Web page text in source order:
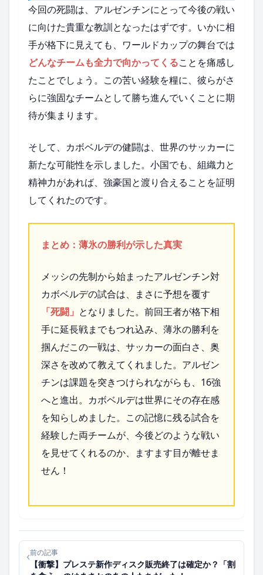
今回の死闘は、アルゼンチンにとって今後の戦い
に向けた貴重な教訓となったはずです。いかに相
手が格下に見えても、ワールドカップの舞台では
どんなチームも全力で向かってくることを痛感し
たことでしょう。この苦い経験を糧に、彼らがさ
らに強固なチームとして勝ち進んでいくことに期
待が集まります。
そして、カボベルデの健闘は、世界のサッカーに
新たな可能性を示しました。小国でも、組織力と
精神力があれば、強豪国と渡り合えることを証明
してくれたのです。
まとめ：薄氷の勝利が示した真実
メッシの先制から始まったアルゼンチン対
カボベルデの試合は、まさに予想を覆す
「死闘」 となりました。前回王者が格下相
手に延長戦までもつれ込み、薄氷の勝利を
掴んだこの一戦は、サッカーの面白さ、奥
深さを改めて教えてくれました。アルゼン
チンは課題を突きつけられながらも、16強
へと進出。カボベルデは世界にその存在感
を知らしめました。この記憶に残る試合を
経験した両チームが、今後どのような戦い
を見せてくれるのか、ますます目が離せま
せん！
‹前の記事
【衝撃】プレステ新作ディスク販売終了は確定か？「割